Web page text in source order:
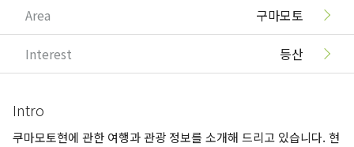
Area 구마모토
Interest 등산
Intro
쿠마모토현에 관한 여행과 관광 정보를 소개해 드리고 있습니다. 현